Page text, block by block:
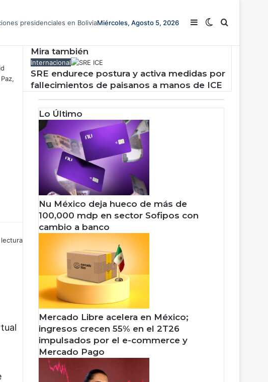
presidenciales en BoliviaMiércoles, Agosto 5, 2026 Barra lateral
Switch skin
Buscar
Mira también
a
Internacional
SRE endurece postura y activa medidas por
fallecimientos de paisanos a manos de ICE
Lo Último
Nu México deja hueco de más de
100,000 mdp en sector Sofipos con
cambio a banco
Mercado Libre acelera en México;
ingresos crecen 55% en el 2T26
impulsados por el e-commerce y
Mercado Pago